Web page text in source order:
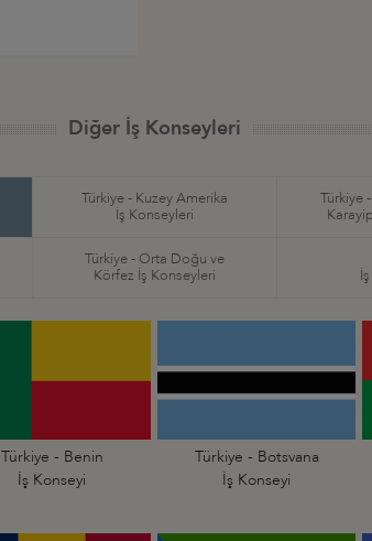
Diğer İş Konseyleri
Türkiye - Kuzey Amerika
İş Konseyleri
Türkiye
Türkiye - Orta Doğu ve
Körfez İş Konseyleri
Türkiye - Benin
İş Konseyi
Türkiye - Botsvana
İş Konseyi